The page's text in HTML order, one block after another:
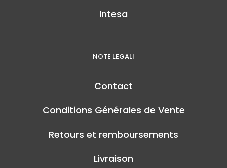
Intesa
NOTE LEGALI
Contact
Conditions Générales de Vente
Retours et remboursements
Livraison